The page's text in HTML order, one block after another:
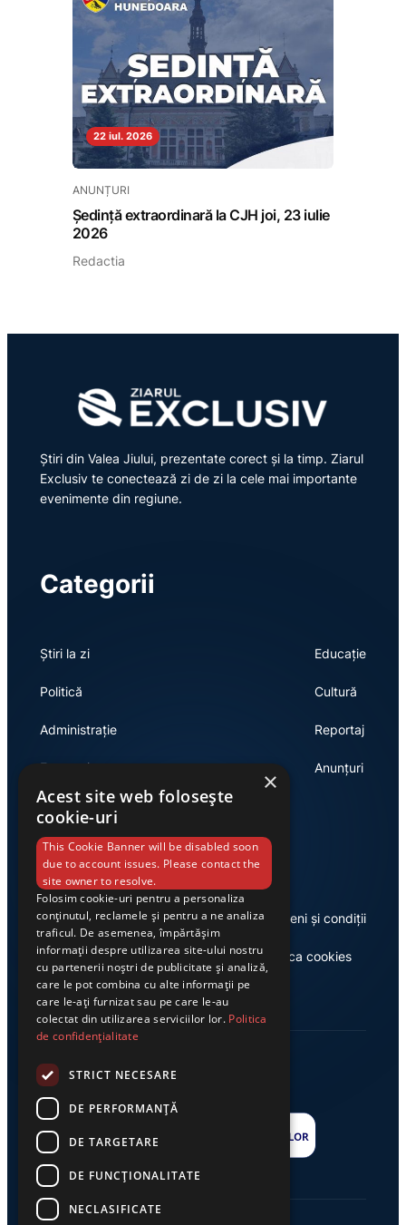
22 iul. 2026
ANUNȚURI
Ședință extraordinară la CJH joi, 23 iulie
2026
Redactia
Știri din Valea Jiului, prezentate corect și la timp. Ziarul
Exclusiv te conectează zi de zi la cele mai importante
evenimente din regiune.
Categorii
Știri la zi
Politică
Administrație
Economie
Educație
Cultură
Reportaj
Anunțuri
Link-uri utile
Despre noi
Casa de editură Exclusiv
Termeni și condiții
Politica cookies
×
Acest site web folosește
cookie-uri
This Cookie Banner will be disabled soon
due to account issues. Please contact the
site owner to resolve.
Folosim cookie-uri pentru a personaliza
conținutul, reclamele și pentru a ne analiza
traficul. De asemenea, împărtășim
informații despre utilizarea site-ului nostru
cu partenerii noștri de publicitate și analiză,
care le pot combina cu alte informații pe
care le-ați furnizat sau pe care le-au
colectat din utilizarea serviciilor lor. Politica
de confidențialitate
STRICT NECESARE
DE PERFORMANȚĂ
DE TARGETARE
DE FUNCŢIONALITATE
NECLASIFICATE